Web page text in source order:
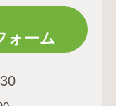
ォーム